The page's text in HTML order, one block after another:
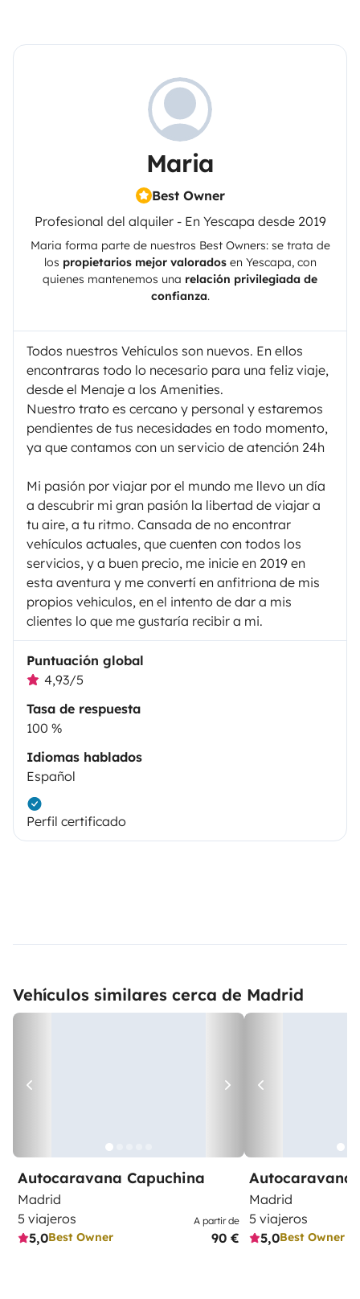
Maria
Best Owner
Profesional del alquiler - En Yescapa desde 2019
Maria forma parte de nuestros Best Owners: se trata de
los propietarios mejor valoradosen Yescapa, con
quienes mantenemos una relación privilegiada de
confianza.
Todos nuestros Vehículos son nuevos. En ellos
encontraras todo lo necesario para una feliz viaje,
desde el Menaje a los Amenities.
Nuestro trato es cercano y personal y estaremos
pendientes de tus necesidades en todo momento,
ya que contamos con un servicio de atención 24h
Mi pasión por viajar por el mundo me llevo un día
a descubrir mi gran pasión la libertad de viajar a
tu aire, a tu ritmo. Cansada de no encontrar
vehículos actuales, que cuenten con todos los
servicios, y a buen precio, me inicie en 2019 en
esta aventura y me convertí en anfitriona de mis
propios vehiculos, en el intento de dar a mis
clientes lo que me gustaría recibir a mi.
Puntuación global
4,93/5
Tasa de respuesta
100 %
Idiomas hablados
Español
Perfil certificado
Vehículos similares cerca de Madrid
Autocaravana Capuchina
Madrid
5 viajeros
5,0Best Owner
A partir de
90 €
Autocaravana
Madrid
5 viajeros
5,0Best Owner